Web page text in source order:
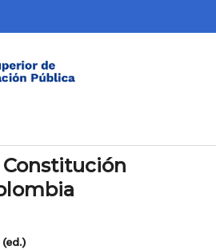
Constitución